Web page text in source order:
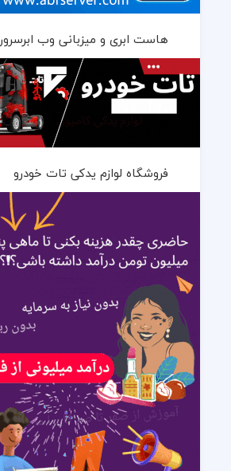
هاست ابری و میزبانی وب ابرسرور
فروشگاه لوازم یدکی تات خودرو